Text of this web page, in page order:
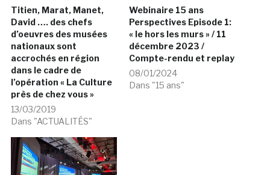
Titien, Marat, Manet,
David …. des chefs
d’oeuvres des musées
nationaux sont
accrochés en région
dans le cadre de
l’opération « La Culture
près de chez vous »
13/03/2019
Dans "ACTUALITÉS"
Webinaire 15 ans
Perspectives Episode 1:
« le hors les murs » / 11
décembre 2023 /
Compte-rendu et replay
08/01/2024
Dans "15 ans"